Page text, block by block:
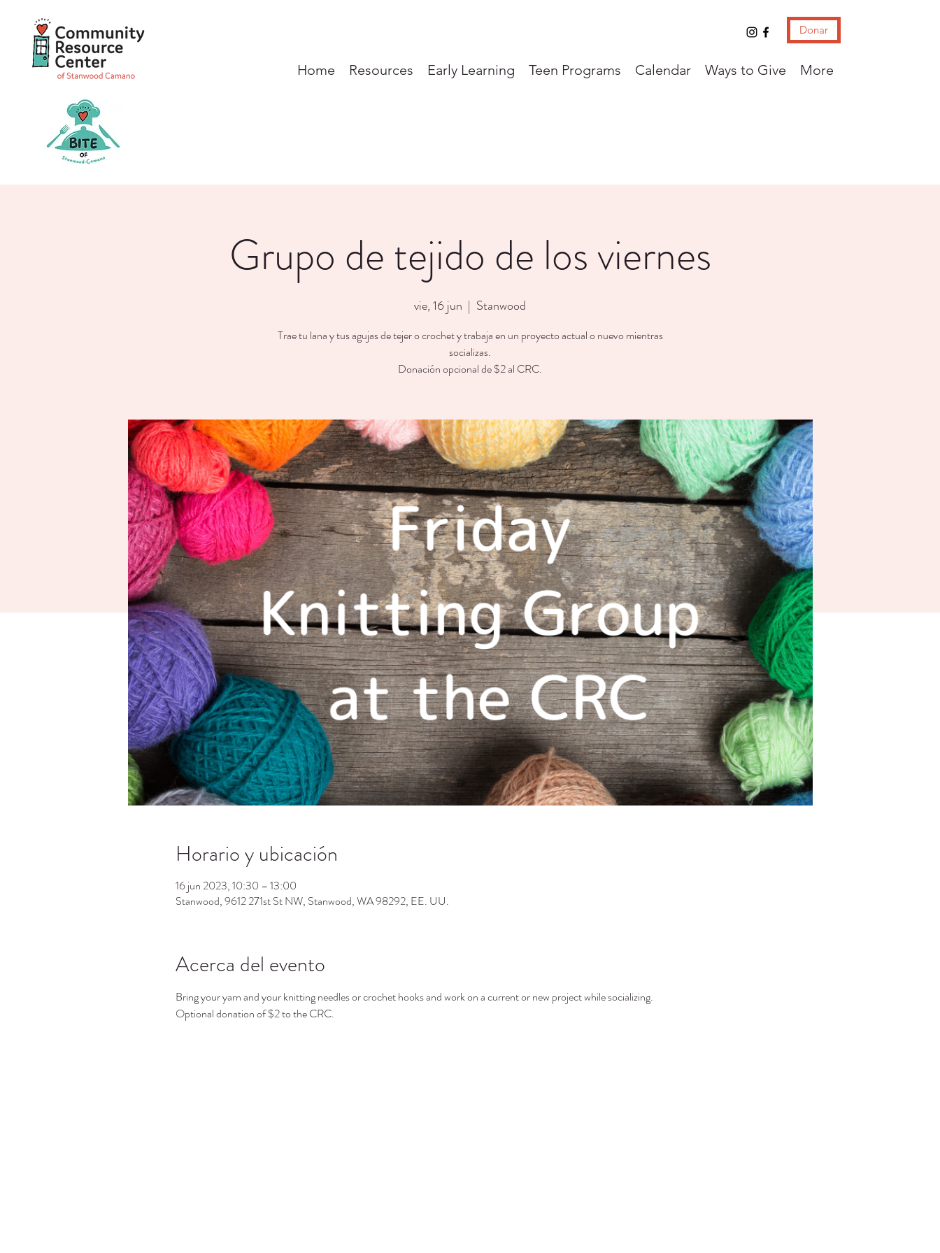
Donar
Home Resources Early Learning Teen Programs Calendar Ways to Give More
Grupo de tejido de los viernes
vie, 16 jun
  |
Stanwood
Trae tu lana y tus agujas de tejer o crochet y trabaja en un proyecto actual o nuevo mientras
socializas.
Donación opcional de $2 al CRC.
Horario y ubicación
16 jun 2023, 10:30 – 13:00
Stanwood, 9612 271st St NW, Stanwood, WA 98292, EE. UU.
Acerca del evento
Bring your yarn and your knitting needles or crochet hooks and work on a current or new project while socializing.
Optional donation of $2 to the CRC.